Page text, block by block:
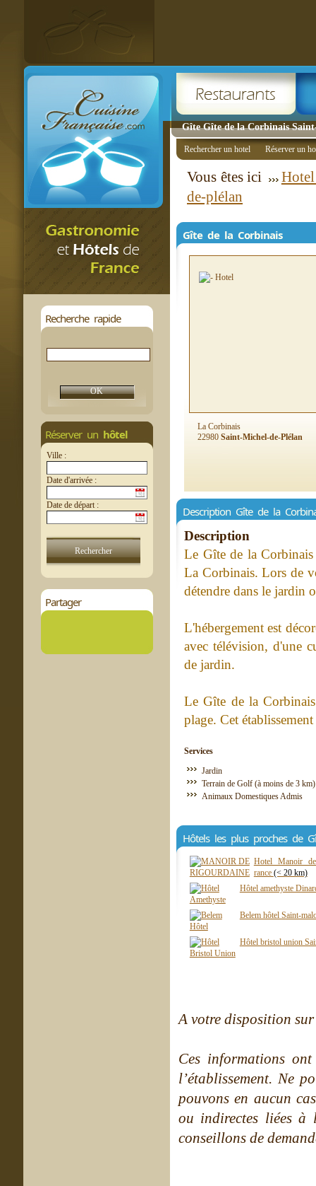
Gîte Gîte de la Corbinais
Recherche rapide
Réserver un hôtel
Ville :
Date d'arrivée :
Date de départ :
Partager
Rechercher un hotel Réserver un
Vous êtes ici
de-plélan
Gîte de la Corbinais
La Corbinais
22980 Saint-Michel-de-Plélan
Description Gîte de la
Description
Le Gîte de la
La Corbinais. Lors de
détendre dans le jardin
L'hébergement est
avec télévision, d'une
de jardin.
Le Gîte de la
plage. Cet
Services
Jardin
Terrain de Golf (à moins de 3 km)
Animaux Domestiques Admis
Hôtels les plus proches de
Hotel Manoir
rance (< 20 km)
Hôtel amethyste
Belem hôtel Saint-
Hôtel bristol union
A votre disposition
Ces informations
l’établissement. Ne
pouvons en aucun
ou indirectes liées à
conseillons de